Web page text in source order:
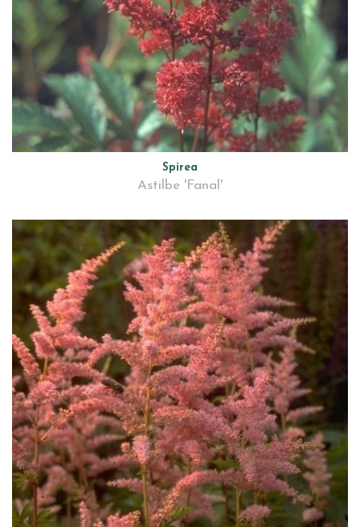
Spirea
Astilbe 'Fanal'